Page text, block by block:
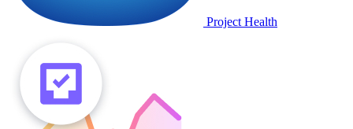
Project Health